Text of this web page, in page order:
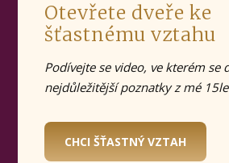
Otevřete dveře ke
šťastnému vztahu
Podívejte se video, ve kterém se
nejdůležitější poznatky z mé
CHCI ŠŤASTNÝ VZTAH